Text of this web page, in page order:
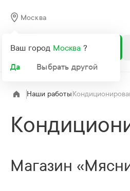
Москва
Ваш город Москва ?
Да
Выбрать другой
Каталог
Наши работы
Магазин